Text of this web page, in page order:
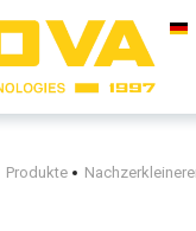
Produkte